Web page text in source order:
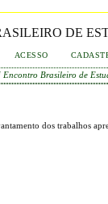
DE
ACESSO
Encontro Brasileiro de
dos trabalhos